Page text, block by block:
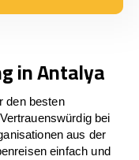
in Antalya
den besten
bei
aus der
einfach und